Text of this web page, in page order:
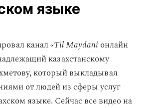
языке
канал«Til Maydaniонлайн
казахстанскому
который выкладывал
от людей из сферы услуг
языке. Сейчас все видео на